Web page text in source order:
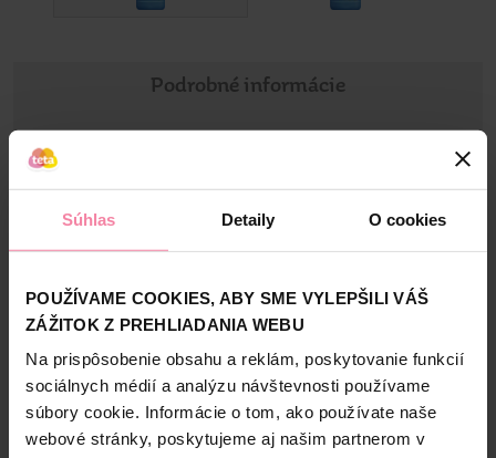
Súhlas Detaily O cookies
POUŽÍVAME COOKIES, ABY SME VYLEPŠILI VÁŠ
ZÁŽITOK Z PREHLIADANIA WEBU
Na prispôsobenie obsahu a reklám, poskytovanie funkcií
sociálnych médií a analýzu návštevnosti používame
súbory cookie. Informácie o tom, ako používate naše
webové stránky, poskytujeme aj našim partnerom v
Podrobné informácie
Informácie o výrobku
avivážny prostriedok s vôňou žltej japonskej kamélie a
exotických pomarančových kvetov
Informácie o výrobcovi
TOM
Zobraziť viac
Bezpečnosť a balenie